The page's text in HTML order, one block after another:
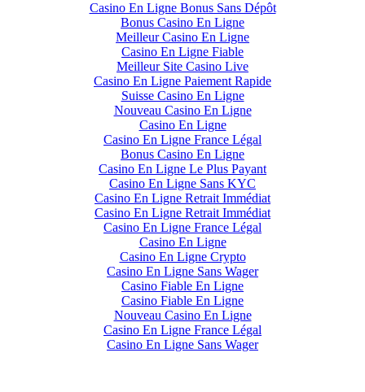
Casino En Ligne Bonus Sans Dépôt
Bonus Casino En Ligne
Meilleur Casino En Ligne
Casino En Ligne Fiable
Meilleur Site Casino Live
Casino En Ligne Paiement Rapide
Suisse Casino En Ligne
Nouveau Casino En Ligne
Casino En Ligne
Casino En Ligne France Légal
Bonus Casino En Ligne
Casino En Ligne Le Plus Payant
Casino En Ligne Sans KYC
Casino En Ligne Retrait Immédiat
Casino En Ligne Retrait Immédiat
Casino En Ligne France Légal
Casino En Ligne
Casino En Ligne Crypto
Casino En Ligne Sans Wager
Casino Fiable En Ligne
Casino Fiable En Ligne
Nouveau Casino En Ligne
Casino En Ligne France Légal
Casino En Ligne Sans Wager